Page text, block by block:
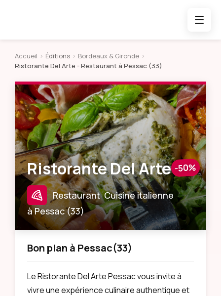
Accueil > Éditions > Bordeaux & Gironde >
Ristorante Del Arte - Restaurant à Pessac (33)
Ristorante Del Arte -50%
Restaurant Cuisine italienne
àPessac(33)
Bon plan à Pessac(33)
Le Ristorante Del Arte Pessac vous invite à
vivre une expérience culinaire authentique et